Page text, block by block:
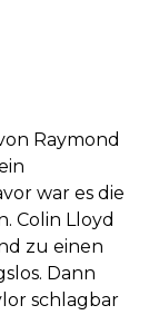
Raymond
war es die
Colin Lloyd
zu einen
Dann
schlagbar